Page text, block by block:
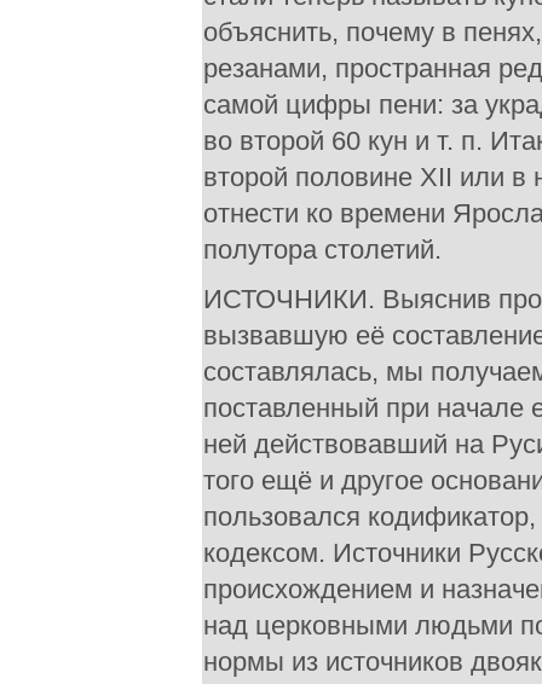
объяснить, почему в
резанами, пространная
самой цифры пени: за
во второй 60 кун и т. п.
второй половине XII или
отнести ко времени
полутора столетий.
ИСТОЧНИКИ. Выяснив
вызвавшую её
составлялась, мы
поставленный при начале
ней действовавший на
того ещё и другое
пользовался
кодексом. Источники
происхождением и
над церковными людьми
нормы из источников